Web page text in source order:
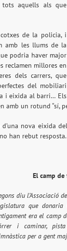
tots aquells als que
cotxes de la policia, i
amb les llums de la
podria haver major
reclamen millores en
dels carrers, que
del mobiliari
i eixida al barri… Els
un rotund “sí,
nova eixida
han rebut resposta.
El camp
diu l’Associació
que
era el camp
i caminar,
per a gent